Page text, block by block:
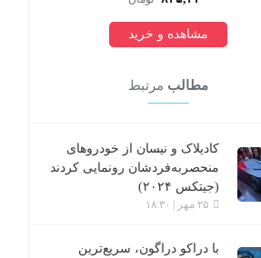
مشاهده و خرید
مطالب مرتبط
کادیلاک و نیسان از خودروهای
منحصربه‌فردشان رونمایی کردند
(جیتکس ۲۰۲۴)
۲۵ مهر | ۱۸:۳۰
با دراکو دراگون، سریع‌ترین